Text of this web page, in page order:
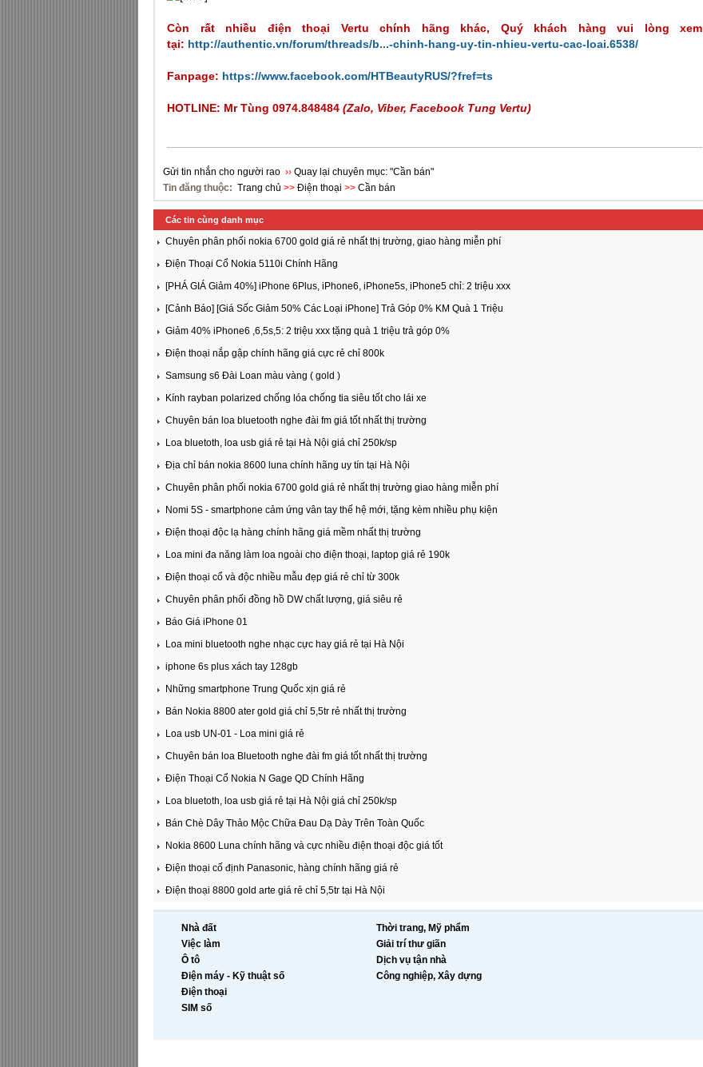
Còn rất nhiều điện thoại Vertu chính hãng khác, Quý khách hàng vui lòng xem
tại: http://authentic.vn/forum/threads/b...-chinh-hang-uy-tin-nhieu-vertu-cac-loai.6538/
Fanpage: https://www.facebook.com/HTBeautyRUS/?fref=ts
HOTLINE: Mr Tùng 0974.848484 (Zalo, Viber, Facebook Tung Vertu)
Gửi tin nhắn cho người rao ›› Quay lại chuyên mục: "Cần bán"
Tin đăng thuộc: Trang chủ >> Điện thoại >> Cần bán
Các tin cùng danh mục
Chuyên phân phối nokia 6700 gold giá rẻ nhất thị trường, giao hàng miễn phí
Điện Thoại Cổ Nokia 5110i Chính Hãng
[PHÁ GIÁ Giảm 40%] iPhone 6Plus, iPhone6, iPhone5s, iPhone5 chỉ: 2 triệu xxx
[Cảnh Báo] [Giá Sốc Giảm 50% Các Loại iPhone] Trả Góp 0% KM Quà 1 Triệu
Giảm 40% iPhone6 ,6,5s,5: 2 triệu xxx tặng quà 1 triệu trả góp 0%
Điện thoại nắp gập chính hãng giá cực rẻ chỉ 800k
Samsung s6 Đài Loan màu vàng ( gold )
Kính rayban polarized chống lóa chống tia siêu tốt cho lái xe
Chuyên bán loa bluetooth nghe đài fm giá tốt nhất thị trường
Loa bluetoth, loa usb giá rẻ tại Hà Nội giá chỉ 250k/sp
Địa chỉ bán nokia 8600 luna chính hãng uy tín tại Hà Nội
Chuyên phân phối nokia 6700 gold giá rẻ nhất thị trường giao hàng miễn phí
Nomi 5S - smartphone cảm ứng vân tay thế hệ mới, tặng kèm nhiều phụ kiện
Điện thoại độc lạ hàng chính hãng giá mềm nhất thị trường
Loa mini đa năng làm loa ngoài cho điện thoại, laptop giá rẻ 190k
Điện thoại cổ và độc nhiều mẫu đẹp giá rẻ chỉ từ 300k
Chuyên phân phối đồng hồ DW chất lượng, giá siêu rẻ
Báo Giá iPhone 01
Loa mini bluetooth nghe nhạc cực hay giá rẻ tại Hà Nội
iphone 6s plus xách tay 128gb
Những smartphone Trung Quốc xịn giá rẻ
Bán Nokia 8800 ater gold giá chỉ 5,5tr rẻ nhất thị trường
Loa usb UN-01 - Loa mini giá rẻ
Chuyên bán loa Bluetooth nghe đài fm giá tốt nhất thị trường
Điện Thoại Cổ Nokia N Gage QD Chính Hãng
Loa bluetoth, loa usb giá rẻ tại Hà Nội giá chỉ 250k/sp
Bán Chè Dây Thảo Mộc Chữa Đau Dạ Dày Trên Toàn Quốc
Nokia 8600 Luna chính hãng và cực nhiều điện thoại độc giá tốt
Điện thoại cố định Panasonic, hàng chính hãng giá rẻ
Điện thoại 8800 gold arte giá rẻ chỉ 5,5tr tại Hà Nội
Nhà đất
Việc làm
Ô tô
Điện máy - Kỹ thuật số
Điện thoại
SIM số
Thời trang, Mỹ phẩm
Giải trí thư giãn
Dịch vụ tận nhà
Công nghiệp, Xây dựng